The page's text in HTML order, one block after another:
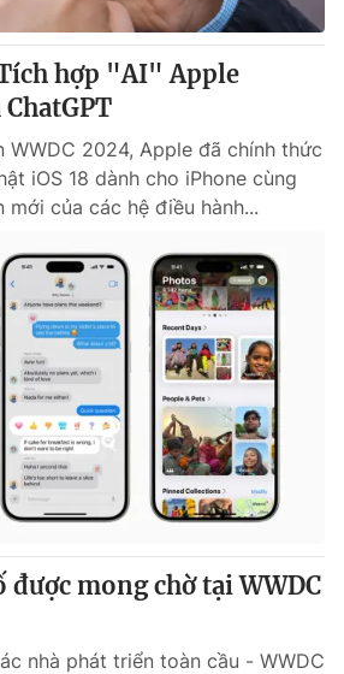
hình thức nếu không có sự chấp
rõ nguồn VTV.vn khi phát hành lại
hợp "AI" Apple
WWDC 2024, Apple đã chính thức
iOS 18 dành cho iPhone cùng
mới của các hệ điều hành...
được mong chờ tại WWDC
nhà phát triển toàn cầu - WWDC